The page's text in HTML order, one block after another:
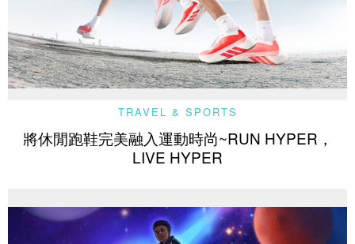
TRAVEL & SPORTS
將休閒跑鞋完美融入運動時尚~RUN HYPER，
LIVE HYPER